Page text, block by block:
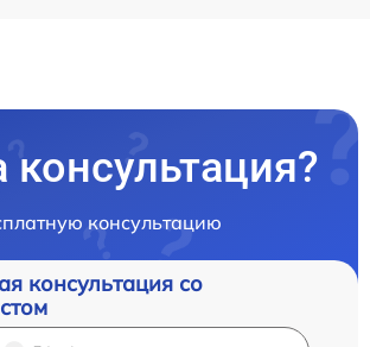
консультацию
консультация со